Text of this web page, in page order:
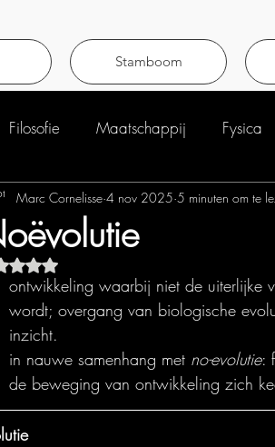
Stamboom
Filosofie Maatschappij Fysica
Marc Cornelisse 4 nov 2025 5 minuten om te
Beoordeeld met NaN uit 5 sterren.
ontwikkeling waarbij niet de uiterlijke
wordt; overgang van biologische
inzicht.
in nauwe samenhang met no-evolutie:
de beweging van ontwikkeling zich